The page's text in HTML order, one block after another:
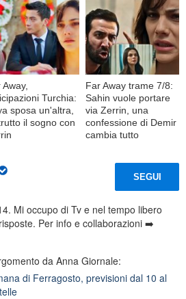
Away,
Turchia:
sposa un'altra,
il sogno con
Far Away trame 7/8:
Sahin vuole portare
via Zerrin, una
confessione di Demir
cambia tutto
SEGUI
Mi occupo di Tv e nel tempo libero
Per info e collaborazioni ➡️
da Anna Giornale:
di Ferragosto, previsioni dal 10 al